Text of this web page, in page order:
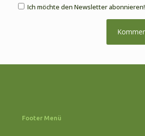
Ich möchte den Newsletter abonnieren!
Footer Menü